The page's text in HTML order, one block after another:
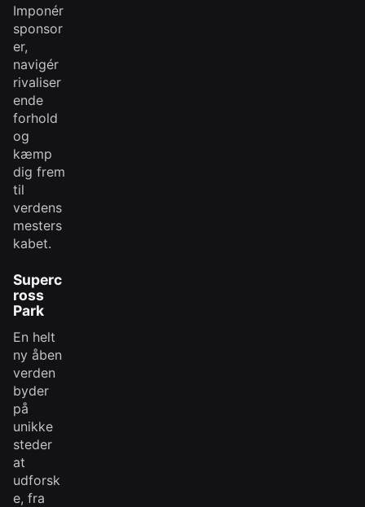
Imponér
sponsor
er,
navigér
rivaliser
ende
forhold
og
kæmp
dig frem
til
verdens
mesters
kabet.
Superc
ross
Park
En helt
ny åben
verden
byder
på
unikke
steder
at
udforsk
e, fra